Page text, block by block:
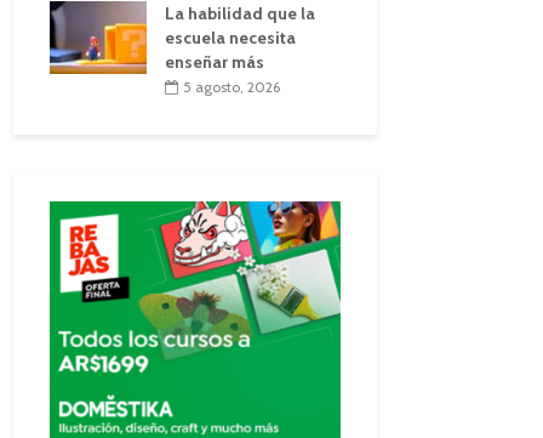
La habilidad que la
escuela necesita
enseñar más
5 agosto, 2026